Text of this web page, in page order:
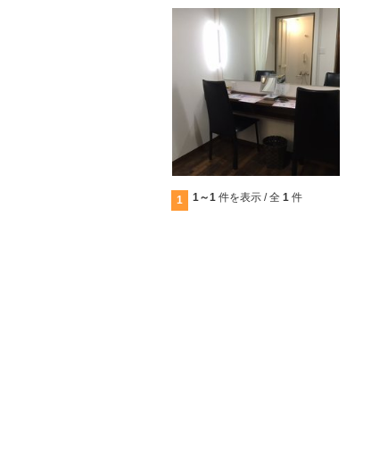
1 1～1 件を表示 / 全 1 件